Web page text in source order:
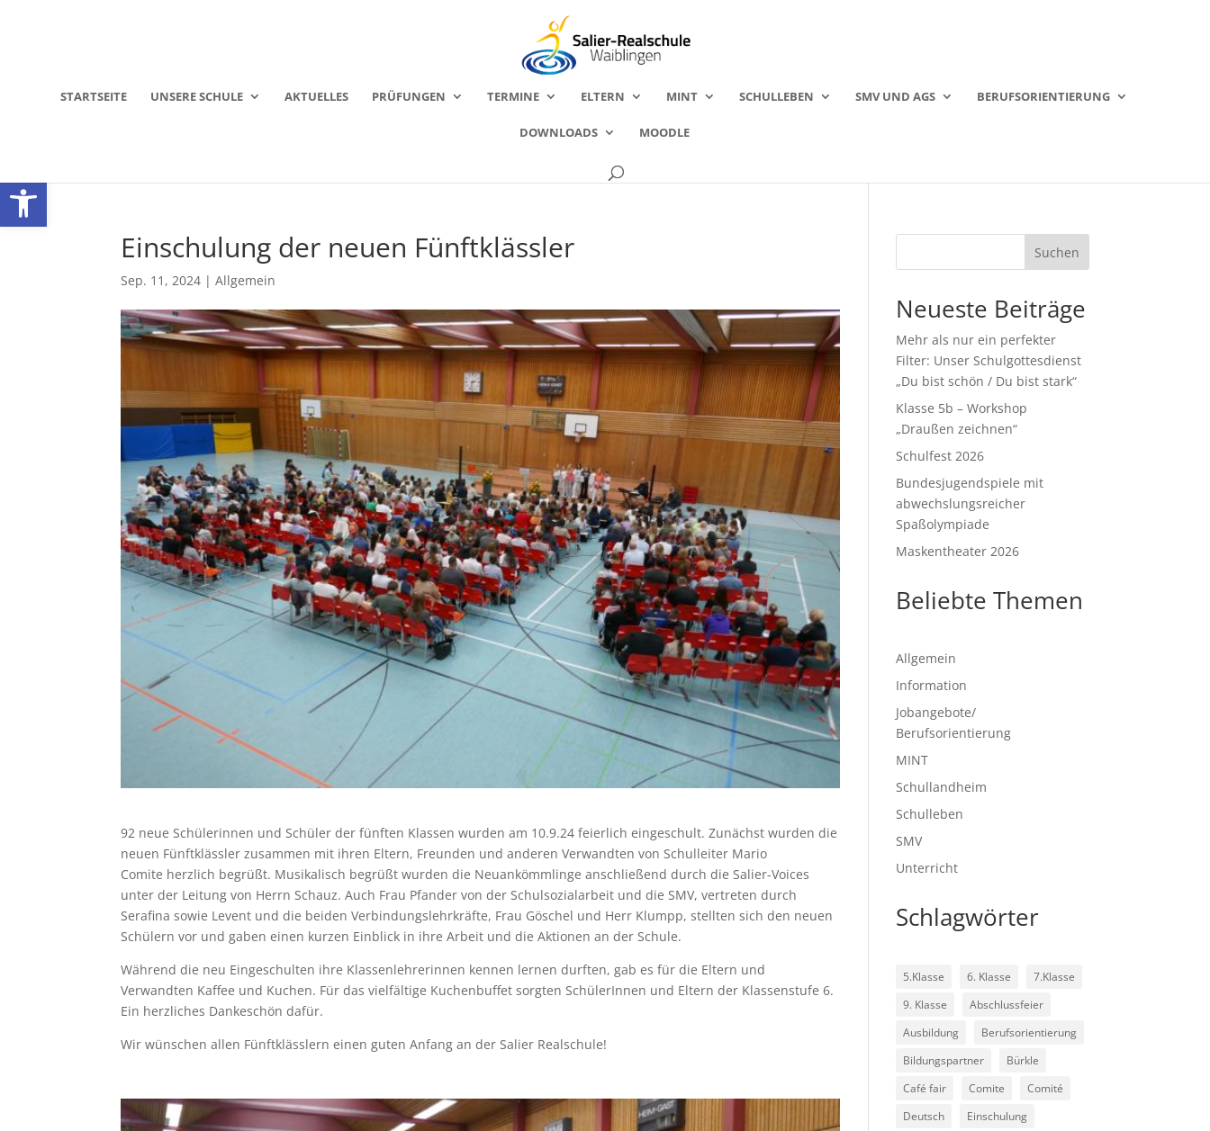
Werkzeugleiste öffnen
STARTSEITE UNSERE SCHULE AKTUELLES PRÜFUNGEN TERMINE ELTERN MINT SCHULLEBEN SMV UND AGS BERUFSORIENTIERUNG
DOWNLOADS MOODLE
Einschulung der neuen Fünftklässler
Sep. 11, 2024 |Allgemein
92 neue Schülerinnen und Schüler der fünften Klassen wurden am 10.9.24 feierlich eingeschult. Zunächst wurden die
neuen Fünftklässler zusammen mit ihren Eltern, Freunden und anderen Verwandten von Schulleiter Mario
Comite herzlich begrüßt. Musikalisch begrüßt wurden die Neuankömmlinge anschließend durch die Salier-Voices
unter der Leitung von Herrn Schauz. Auch Frau Pfander von der Schulsozialarbeit und die SMV, vertreten durch
Serafina sowie Levent und die beiden Verbindungslehrkräfte, Frau Göschel und Herr Klumpp, stellten sich den neuen
Schülern vor und gaben einen kurzen Einblick in ihre Arbeit und die Aktionen an der Schule.
Während die neu Eingeschulten ihre Klassenlehrerinnen kennen lernen durften, gab es für die Eltern und
Verwandten Kaffee und Kuchen. Für das vielfältige Kuchenbuffet sorgten SchülerInnen und Eltern der Klassenstufe 6.
Ein herzliches Dankeschön dafür.
Wir wünschen allen Fünftklässlern einen guten Anfang an der Salier Realschule!
Suchen
Neueste Beiträge
Mehr als nur ein perfekter
Filter: Unser Schulgottesdienst
„Du bist schön / Du bist stark“
Klasse 5b – Workshop
„Draußen zeichnen“
Schulfest 2026
Bundesjugendspiele mit
abwechslungsreicher
Spaßolympiade
Maskentheater 2026
Beliebte Themen
Allgemein
Information
Jobangebote/
Berufsorientierung
MINT
Schullandheim
Schulleben
SMV
Unterricht
Schlagwörter
5.Klasse 6. Klasse
7.Klasse
9. Klasse
Abschlussfeier
Ausbildung
Berufsorientierung
Bildungspartner
Bürkle
Café fair
Comite
Comité
Deutsch
Einschulung